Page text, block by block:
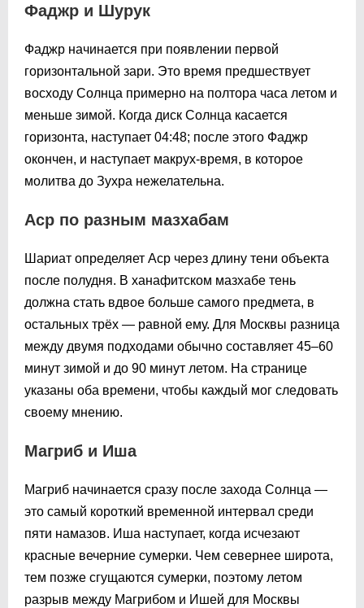
Фаджр и Шурук
Фаджр начинается при появлении первой
горизонтальной зари. Это время предшествует
восходу Солнца примерно на полтора часа летом и
меньше зимой. Когда диск Солнца касается
горизонта, наступает 04:48; после этого Фаджр
окончен, и наступает макрух-время, в которое
молитва до Зухра нежелательна.
Аср по разным мазхабам
Шариат определяет Аср через длину тени объекта
после полудня. В ханафитском мазхабе тень
должна стать вдвое больше самого предмета, в
остальных трёх — равной ему. Для Москвы разница
между двумя подходами обычно составляет 45–60
минут зимой и до 90 минут летом. На странице
указаны оба времени, чтобы каждый мог следовать
своему мнению.
Магриб и Иша
Магриб начинается сразу после захода Солнца —
это самый короткий временной интервал среди
пяти намазов. Иша наступает, когда исчезают
красные вечерние сумерки. Чем севернее широта,
тем позже сгущаются сумерки, поэтому летом
разрыв между Магрибом и Ишей для Москвы